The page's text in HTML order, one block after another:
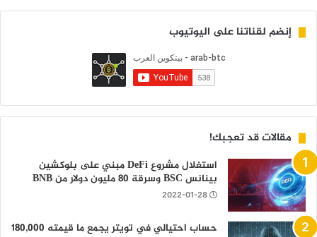
إنضم لقناتنا على اليوتيوب
مقالات قد تعجبك!
استغلال مشروع DeFi مبني على بلوكشين
بينانس BSC وسرقة 80 مليون دولار من BNB
2022-01-28
حساب احتيالي في تويتر يجمع ما قيمته 180,000